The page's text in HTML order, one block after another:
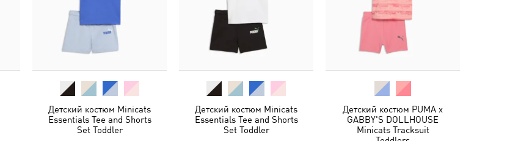
Детский костюм Minicats
Essentials Tee and Shorts
Set Toddler
Детский костюм Minicats
Essentials Tee and Shorts
Set Toddler
Детский костюм PUMA x
GABBY'S DOLLHOUSE
Minicats Tracksuit